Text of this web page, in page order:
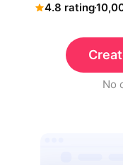
4.8 rating
No